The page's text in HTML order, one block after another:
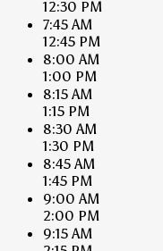
12:30 PM
7:45 AM
12:45 PM
8:00 AM
1:00 PM
8:15 AM
1:15 PM
8:30 AM
1:30 PM
8:45 AM
1:45 PM
9:00 AM
2:00 PM
9:15 AM